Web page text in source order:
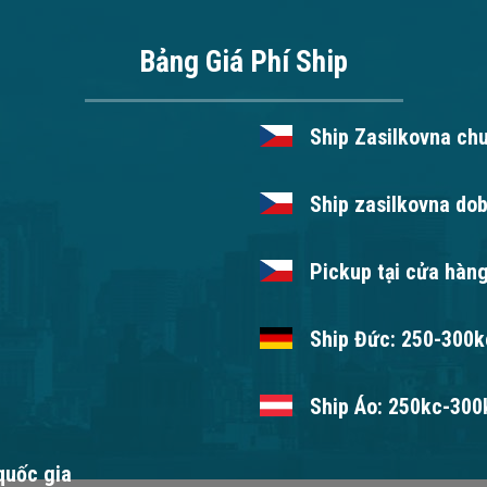
Bảng Giá Phí Ship
Ship Zasilkovna
Ship zasilkovna
Pickup tại cửa
Ship Đức: 250-
Ship Áo: 250kc-
gia